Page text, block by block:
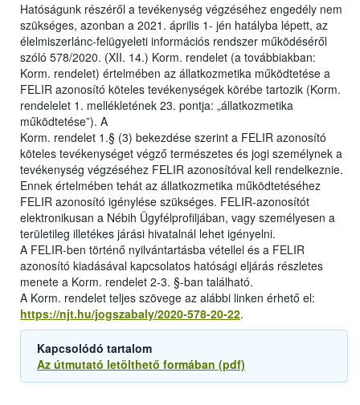
Hatóságunk részéről a tevékenység végzéséhez engedély nem
szükséges, azonban a 2021. április 1- jén hatályba lépett, az
élelmiszerlánc-felügyeleti információs rendszer működéséről
szóló 578/2020. (XII. 14.) Korm. rendelet (a továbbiakban:
Korm. rendelet) értelmében az állatkozmetika működtetése a
FELIR azonosító köteles tevékenységek körébe tartozik (Korm.
rendelelet 1. mellékletének 23. pontja: „állatkozmetika
működtetése”). A
Korm. rendelet 1.§ (3) bekezdése szerint a FELIR azonosító
köteles tevékenységet végző természetes és jogi személynek a
tevékenység végzéséhez FELIR azonosítóval kell rendelkeznie.
Ennek értelmében tehát az állatkozmetika működtetéséhez
FELIR azonosító igénylése szükséges. FELIR-azonosítót
elektronikusan a Nébih Ügyfélprofiljában, vagy személyesen a
területileg illetékes járási hivatalnál lehet igényelni.
A FELIR-ben történő nyilvántartásba vétellel és a FELIR
azonosító kiadásával kapcsolatos hatósági eljárás részletes
menete a Korm. rendelet 2-3. §-ban található.
A Korm. rendelet teljes szövege az alábbi linken érhető el:
https://njt.hu/jogszabaly/2020-578-20-22.
Kapcsolódó tartalom
Az útmutató letölthető formában (pdf)